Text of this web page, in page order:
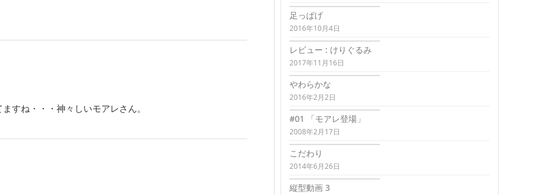
すね・・・神々しいモアレさん。
足っぱげ
2016年10月4日
レビュー : けりぐるみ
2017年11月16日
やわらかな
2016年2月2日
#01 「モアレ登場」
2008年2月17日
こだわり
2014年6月26日
縦型動画 3